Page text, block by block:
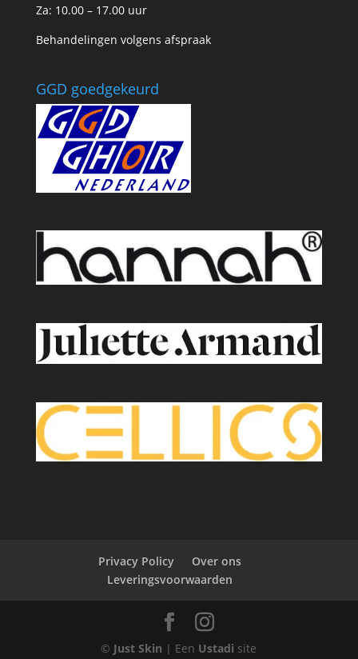
Za: 10.00 – 17.00 uur
Behandelingen volgens afspraak
GGD goedgekeurd
Privacy Policy
Over ons
Leveringsvoorwaarden
© Just Skin | Een Ustadi site